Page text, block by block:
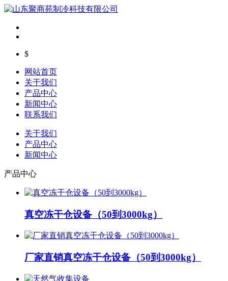
$
网站首页
关于我们
产品中心
新闻中心
联系我们
关于我们
产品中心
新闻中心
产品中心
真空冻干仓设备（50到3000kg）
厂家直销真空冻干仓设备（50到3000kg）